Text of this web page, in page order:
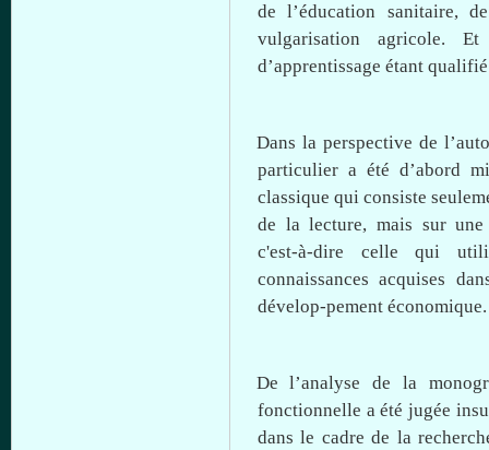
del’éducation sanitaire,
vulgarisation
agricole.
d’apprentissage étant qualifié
Dans la perspective de
particulier a été d’abord
classique quiconsiste
de la lecture,mais sur une
c'est-à-dire
celle qui
connaissances acquises
dévelop-pement économique.
Del’analyse de la
fonctionnelle aété jugée
dans le cadre de la